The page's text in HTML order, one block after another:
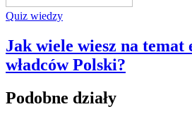
Quiz wiedzy
Jak wiele wiesz na temat
władców Polski?
Podobne działy